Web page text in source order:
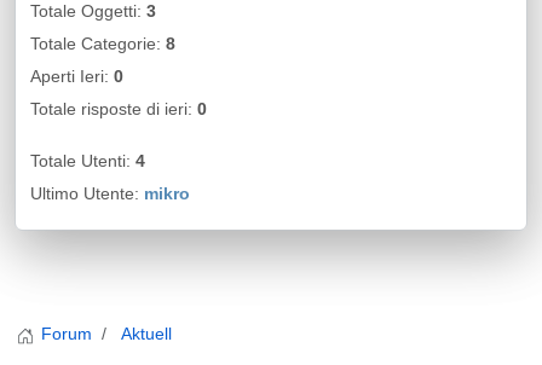
Totale Oggetti: 3
Totale Categorie: 8
Aperti Ieri: 0
Totale risposte di ieri: 0
Totale Utenti: 4
Ultimo Utente: mikro
Forum Aktuell